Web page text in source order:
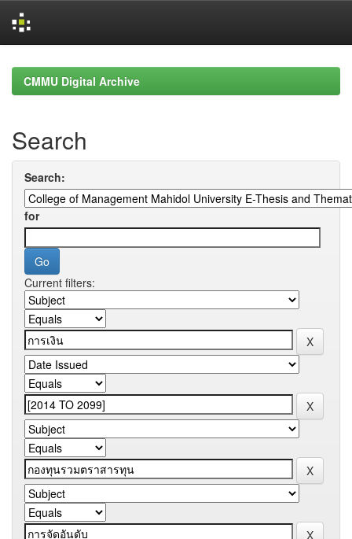
navigationCMMU Digital Archive
Search
Search:
for
Current filters: